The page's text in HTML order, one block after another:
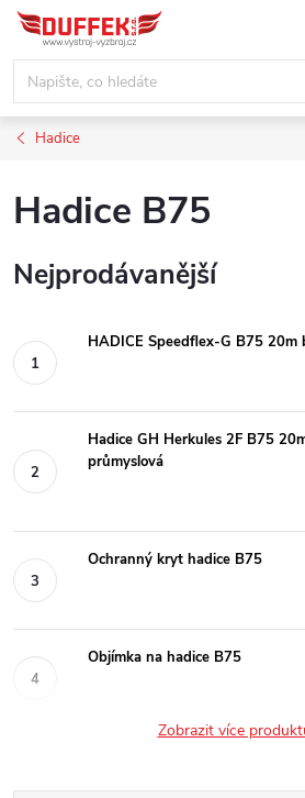
Přejít
obsah
Hadice
Hadice B75
Nejprodávanější
HADICE Speedflex-G B75 20m
Hadice GH Herkules 2F B75
průmyslová
Ochranný kryt hadice B75
Objímka na hadice B75
Zobrazit více